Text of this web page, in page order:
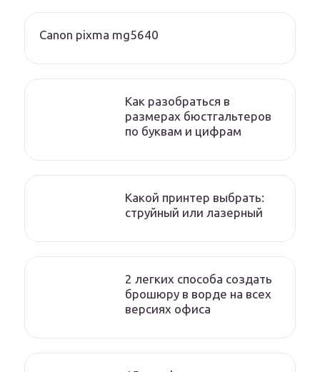
Canon pixma mg5640
Как разобраться в
размерах бюстгальтеров
по буквам и цифрам
Какой принтер выбрать:
струйный или лазерный
2 легких способа создать
брошюру в ворде на всех
версиях офиса